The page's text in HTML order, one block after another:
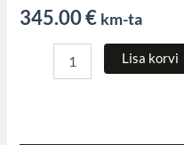
345.00€ km-ta
Lisa korvi